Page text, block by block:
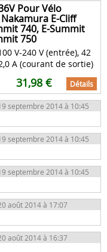
Pour Vélo
E-Cliff
740, E-Summit
750
V-240 V (entrée), 42
A (courant de sortie)
31,98 € Détails
septembre 2014 à 10:45
septembre 2014 à 10:45
septembre 2014 à 10:45
août 2014 à 17:07
août 2014 à 16:37